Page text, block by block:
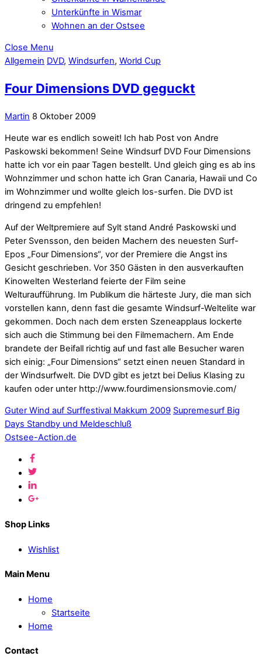
Unterkünfte in Wismar
Wohnen an der Ostsee
Close Menu
Allgemein DVD, Windsurfen, World Cup
Four Dimensions DVD geguckt
Martin 8 Oktober 2009
Heute war es endlich soweit! Ich hab Post von Andre
Paskowski bekommen! Seine Windsurf DVD Four Dimensions
hatte ich vor ein paar Tagen bestellt. Und gleich ging es ab ins
Wohnzimmer und schon hatte ich Gran Canaria, Hawaii und Co
im Wohnzimmer und wollte gleich los-surfen. Die DVD ist
dringend zu empfehlen!
Auf der Weltpremiere auf Sylt stand André Paskowski und
Peter Svensson, den beiden Machern des neuesten Surf-
Epos „Four Dimensions“, vor der Premiere die Angst ins
Gesicht geschrieben. Vor 350 Gästen in den ausverkauften
Kinowelten Westerland feierte der Film seine
Welturaufführung. Im Publikum die härteste Jury, die man sich
vorstellen kann, denn fast die gesamte Windsurf-Weltelite war
gekommen. Doch nach dem ersten Szeneapplaus lockerte
sich auch die Stimmung bei den Filmemachern. Am Ende
brandete der Beifall richtig auf und fast alle Besucher waren
sich einig: „Four Dimensions“ setzt einen neuen Standard in
der Windsurfwelt. Die DVD gibt es jetzt bei Delius Klasing zu
kaufen oder unter http://www.fourdimensionsmovie.com/
Guter Wind auf Surffestival Makkum 2009 Supremesurf Big
Days Standby und Meldeschluß
Ostsee-Action.de
Shop Links
Wishlist
Main Menu
Home
Startseite
Home
Contact